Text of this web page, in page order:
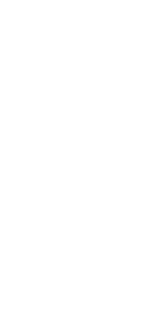
no serviço